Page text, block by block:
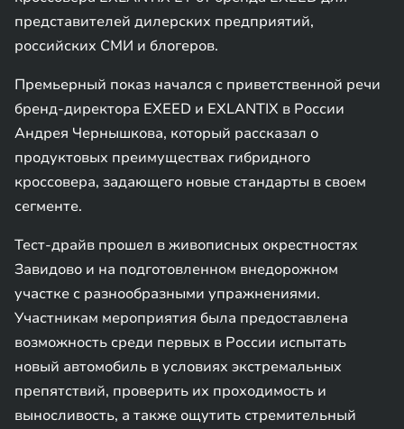
представителей дилерских предприятий,
российских СМИ и блогеров.
Премьерный показ начался с приветственной речи
бренд-директора EXEED и EXLANTIX в России
Андрея Чернышкова, который рассказал о
продуктовых преимуществах гибридного
кроссовера, задающего новые стандарты в своем
сегменте.
Тест-драйв прошел в живописных окрестностях
Завидово и на подготовленном внедорожном
участке с разнообразными упражнениями.
Участникам мероприятия была предоставлена
возможность среди первых в России испытать
новый автомобиль в условиях экстремальных
препятствий, проверить их проходимость и
выносливость, а также ощутить стремительный